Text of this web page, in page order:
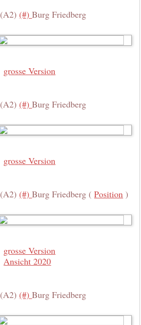
(A2) (#)Burg Friedberg
grosse Version
(A2) (#)Burg Friedberg
grosse Version
(A2) (#)Burg Friedberg (Position )
grosse Version
Ansicht 2020
(A2) (#)Burg Friedberg